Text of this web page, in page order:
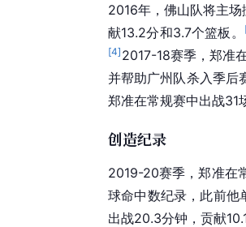
2016年，佛山队将主场
献13.2分和3.7个篮板。
[4] 2017-18赛季，郑准
并帮助广州队杀入季后
郑准在常规赛中出战31
创造纪录
2019-20赛季，郑准在
球命中数纪录，此前他
出战20.3分钟，贡献